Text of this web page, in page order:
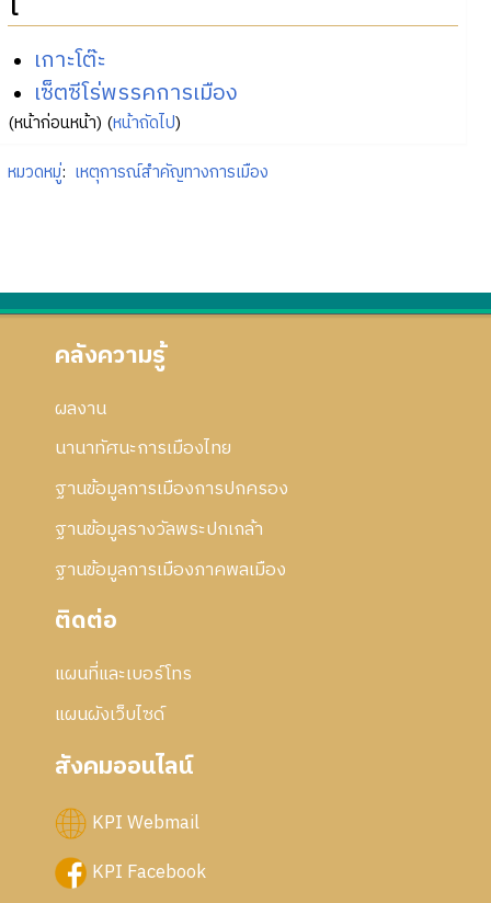
เกาะโต๊ะ
เซ็ตซีโร่พรรคการเมือง
(หน้าก่อนหน้า) (หน้าถัดไป)
หมวดหมู่: เหตุการณ์สำคัญทางการเมือง
คลังความรู้
ผลงาน
นานาทัศนะการเมืองไทย
ฐานข้อมูลการเมืองการปกครอง
ฐานข้อมูลรางวัลพระปกเกล้า
ฐานข้อมูลการเมืองภาคพลเมือง
ติดต่อ
แผนที่และเบอร์โทร
แผนผังเว็บไซด์
สังคมออนไลน์
KPI Webmail
KPI Facebook